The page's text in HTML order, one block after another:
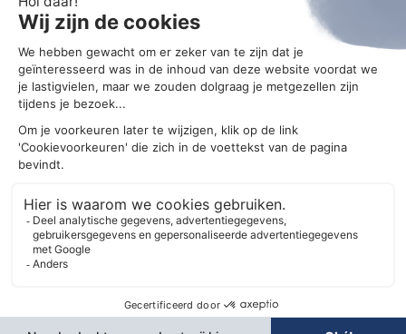
2025 © Aegis
Privacybeleid en cookieverklaring
Cookie-instellingen
OntwerpMM creative agency